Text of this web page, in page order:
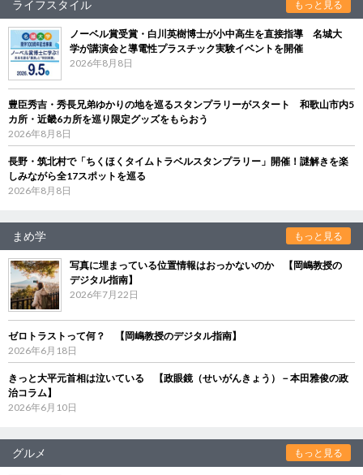
ライフスタイル もっと見る
ノーベル賞受賞・白川英樹博士が小中高生を直接指導 名城大
学が講演会と導電性プラスチック実験イベントを開催
2026年8月8日
豊臣秀吉・秀長兄弟ゆかりの地を巡るスタンプラリーがスタート 和歌山市内5
カ所・近畿6カ所を巡り限定グッズをもらおう
2026年8月8日
長野・筑北村で「ちくほくタイムトラベルスタンプラリー」開催！謎解きを楽
しみながら全17スポットを巡る
2026年8月8日
まめ学 もっと見る
写真に埋まっている位置情報はおっかないのか 【岡嶋教授の
デジタル指南】
2026年7月22日
ゼロトラストって何？ 【岡嶋教授のデジタル指南】
2026年6月18日
きっと大平元首相は泣いている 【政眼鏡（せいがんきょう）－本田雅俊の政
治コラム】
2026年6月10日
グルメ もっと見る